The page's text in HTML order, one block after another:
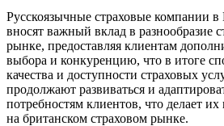
Русскоязычные страховые компании
вносят важный вклад в разнообразие
рынке, предоставляя клиентам
выбора и конкуренцию, что в итоге
качества и доступности страховых
продолжают развиваться и
потребностям клиентов, что делает
на британском страховом рынке.